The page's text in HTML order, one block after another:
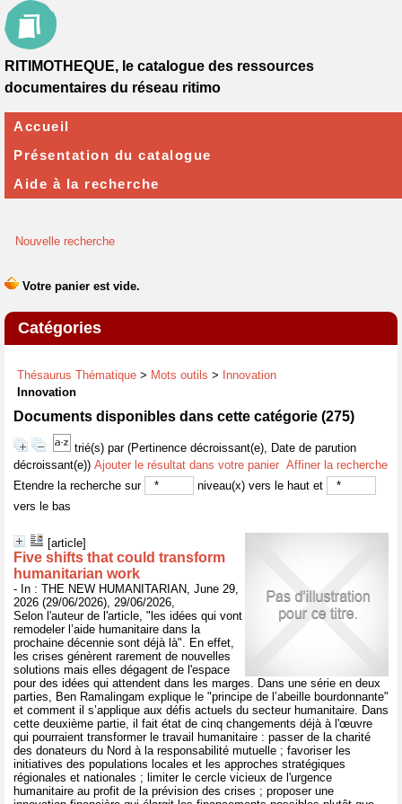
Nouvelle recherche
Catégories
Thésaurus Thématique > Mots outils >
Innovation
Innovation
Documents disponibles dans cette catégorie (275)
trié(s) par (Pertinence décroissant(e), Date de parution
décroissant(e)) Ajouter le résultat dans votre panier Affiner la recherche
Etendre la recherche sur
niveau(x) vers le haut et
vers le bas
[article]
Five shifts that could transform
humanitarian work
- In : THE NEW HUMANITARIAN, June 29,
2026 (29/06/2026), 29/06/2026,
Selon l'auteur de l'article, "les idées qui vont
remodeler l’aide humanitaire dans la
prochaine décennie sont déjà là". En effet,
les crises génèrent rarement de nouvelles
solutions mais elles dégagent de l'espace
pour des idées qui attendent dans les marges. Dans une série en deux
parties, Ben Ramalingam explique le "principe de l’abeille bourdonnante"
et comment il s’applique aux défis actuels du secteur humanitaire. Dans
cette deuxième partie, il fait état de cinq changements déjà à l'œuvre
qui pourraient transformer le travail humanitaire : passer de la charité
des donateurs du Nord à la responsabilité mutuelle ; favoriser les
initiatives des populations locales et les approches stratégiques
régionales et nationales ; limiter le cercle vicieux de l'urgence
humanitaire au profit de la prévision des crises ; proposer une
RITIMOTHEQUE, le catalogue des ressources
documentaires du réseau ritimo
Accueil
Présentation du catalogue
Aide à la recherche